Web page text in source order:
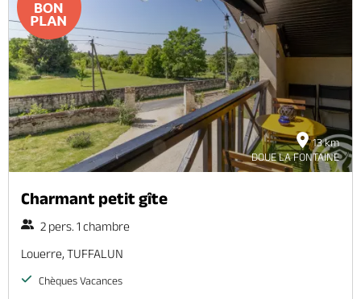
13 km
DOUE LA FONTAINE
Charmant petit gîte
2 pers. 1 chambre
Louerre, TUFFALUN
Chèques Vacances